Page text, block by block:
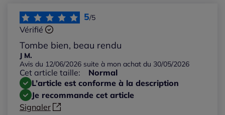
Les plus récents
Les plus anciens
Notes les plus élevées
Notes les plus basses
5/5
Vérifié
Tombe bien, beau rendu
J M.
Avis du 12/06/2026 suite à mon achat du 30/05/2026
Cet article taille:
Normal
L’article est conforme à la description
Je recommande cet article
Signaler